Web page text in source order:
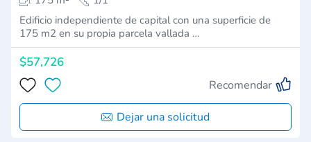
Edificio independiente de capital con una superficie de
175 m2 en su propia parcela vallada …
$57,726
Recomendar
Dejar una solicitud